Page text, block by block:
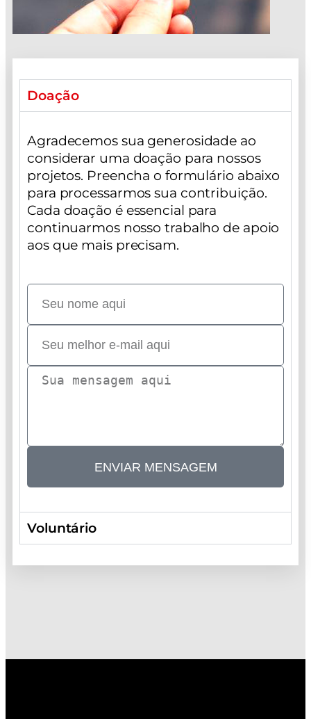
Doação
Agradecemos sua generosidade ao
considerar uma doação para nossos
projetos. Preencha o formulário abaixo
para processarmos sua contribuição.
Cada doação é essencial para
continuarmos nosso trabalho de apoio
aos que mais precisam.
ENVIAR MENSAGEM
Voluntário